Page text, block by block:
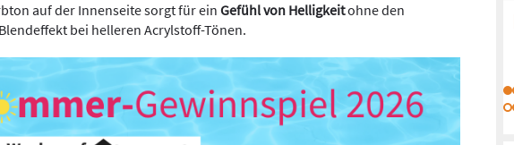
auf der Innenseite sorgt für ein Gefühl von Helligkeitohne den
bei helleren Acrylstoff-Tönen.